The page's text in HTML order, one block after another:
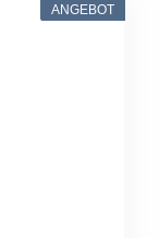
ANGEBOT